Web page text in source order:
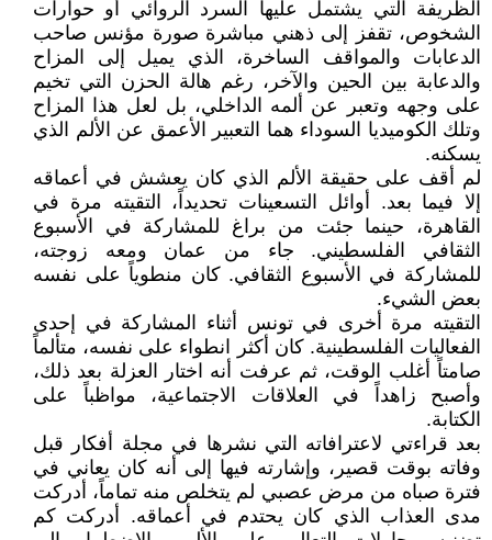
الظريفة التي يشتمل عليها السرد الروائي أو حوارات
الشخوص، تقفز إلى ذهني مباشرة صورة مؤنس صاحب
الدعابات والمواقف الساخرة، الذي يميل إلى المزاح
والدعابة بين الحين والآخر، رغم هالة الحزن التي تخيم
على وجهه وتعبر عن ألمه الداخلي، بل لعل هذا المزاح
وتلك الكوميديا السوداء هما التعبير الأعمق عن الألم الذي
يسكنه.
لم أقف على حقيقة الألم الذي كان يعشش في أعماقه
إلا فيما بعد. أوائل التسعينات تحديداً، التقيته مرة في
القاهرة، حينما جئت من براغ للمشاركة في الأسبوع
الثقافي الفلسطيني. جاء من عمان ومعه زوجته،
للمشاركة في الأسبوع الثقافي. كان منطوياً على نفسه
بعض الشيء.
التقيته مرة أخرى في تونس أثناء المشاركة في إحدى
الفعاليات الفلسطينية. كان أكثر انطواء على نفسه، متألماً
صامتاً أغلب الوقت، ثم عرفت أنه اختار العزلة بعد ذلك،
وأصبح زاهداً في العلاقات الاجتماعية، مواظباً على
الكتابة.
بعد قراءتي لاعترافاته التي نشرها في مجلة أفكار قبل
وفاته بوقت قصير، وإشارته فيها إلى أنه كان يعاني في
فترة صباه من مرض عصبي لم يتخلص منه تماماً، أدركت
مدى العذاب الذي كان يحتدم في أعماقه. أدركت كم